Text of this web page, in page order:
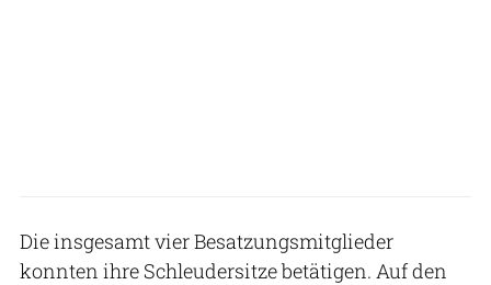
Die insgesamt vier Besatzungsmitglieder
konnten ihre Schleudersitze betätigen. Auf den